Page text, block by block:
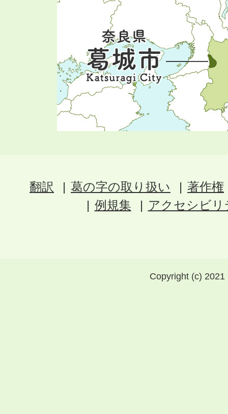
翻訳 葛の字の取り扱い
著作権
例規集
アクセシビ
Copyright (c)